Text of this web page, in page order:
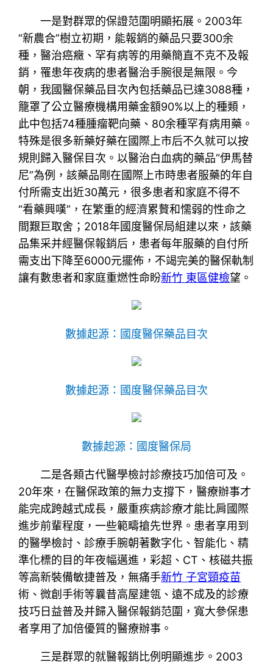
一是對群眾的保證范圍明顯拓展。2003年
“新農合”樹立初期，能報銷的藥品只要300余
種，醫治癌癥、罕有病等的用藥簡直不克不及報
銷，罹患年夜病的患者醫治手腕很是無限。今
朝，我國醫保藥品目次內包括藥品已達3088種，
籠罩了公立醫療機構用藥金額90%以上的種類，
此中包括74種腫瘤靶向藥、80余種罕有病用藥。
特殊是很多新藥好藥在國際上市后不久就可以按
規則歸入醫保目次。以醫治白血病的藥品“伊馬替
尼”為例，該藥品剛在國際上市時患者服藥的年自
付所需支出近30萬元，很多患者和家庭不得不
“看藥興嘆”，在繁重的經濟累贅和懦弱的性命之
間艱巨取舍；2018年國度醫保局組建以來，該藥
品集采并經醫保報銷后，患者每年服藥的自付所
需支出下降至6000元擺佈，不竭完美的醫保軌制
讓有數患者和家庭重燃性命盼新竹 東區健檢望。
數據起源：國度醫保藥品目次
數據起源：國度醫保藥品目次
數據起源：國度醫保局
二是各類古代醫學檢討診療技巧加倍可及。
20年來，在醫保政策的無力支撐下，醫療辦事才
能完成跨越式成長，嚴重疾病診療才能比肩國際
進步前輩程度，一些範疇搶先世界。患者享用到
的醫學檢討、診療手腕朝著數字化、智能化、精
準化標的目的年夜幅邁進，彩超、CT、核磁共振
等高新裝備敏捷普及，無痛手新竹 子宮頸疫苗
術、微創手術等曩昔高屋建瓴、遠不成及的診療
技巧日益普及并歸入醫保報銷范圍，寬大參保患
者享用了加倍優質的醫療辦事。
三是群眾的就醫報銷比例明顯進步。2003